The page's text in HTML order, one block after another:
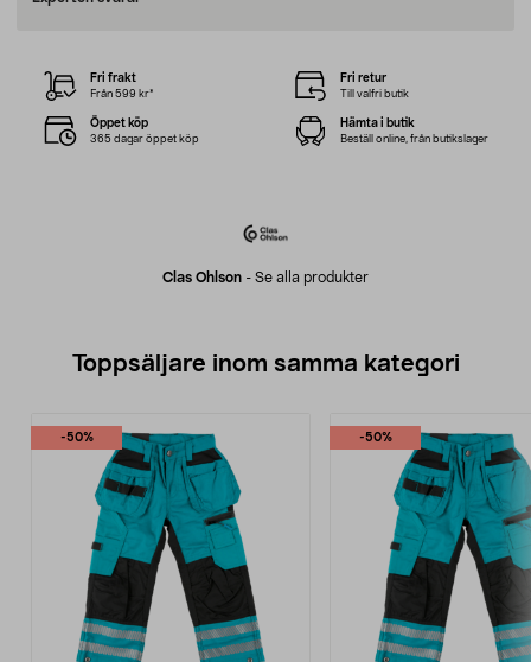
Clas Ohlson - Se alla produkter
Fri frakt
Från 599 kr*
Fri retur
Till valfri butik
Öppet köp
365 dagar öppet köp
Hämta i butik
Beställ online, från butikslager
Toppsäljare inom samma kategori
-50% -50%